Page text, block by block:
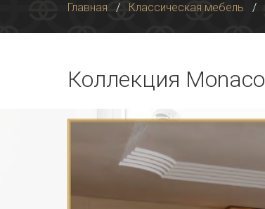
Главная Классическая мебель
Коллекция Monaco